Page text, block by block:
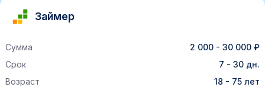
Займер
Сумма
2 000 - 30 000 ₽
Срок
7 - 30 дн.
Возраст
18 - 75 лет